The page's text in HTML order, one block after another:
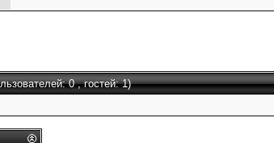
0 , гостей: 1)